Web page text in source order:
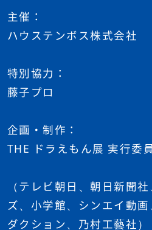
主催：
ハウステンボス株式会社
特別協力：
藤子プロ
企画・制作：
THE ドラえもん展 実行委
（テレビ朝日、朝日新聞
ズ、小学館、シンエイ動
ダクション、乃村工藝社）